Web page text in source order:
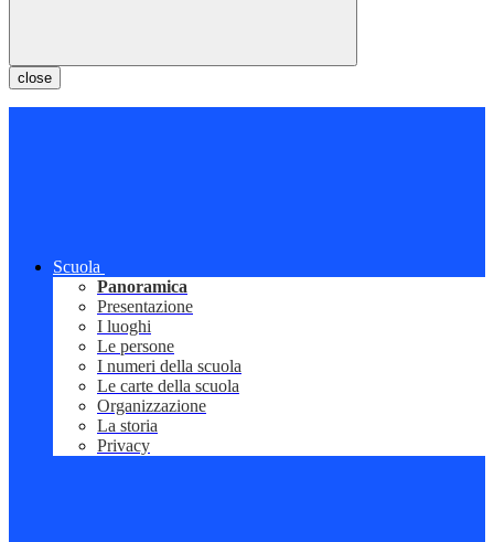
close
Scuola
Panoramica
Presentazione
I luoghi
Le persone
I numeri della scuola
Le carte della scuola
Organizzazione
La storia
Privacy